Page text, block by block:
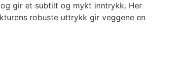
gir et subtilt og mykt inntrykk. Her
robuste uttrykk gir veggene en